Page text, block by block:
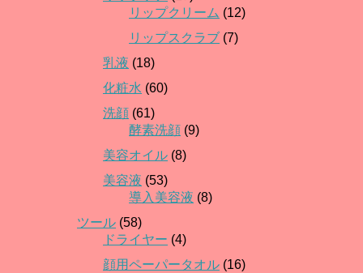
リップクリーム (12)
リップスクラブ (7)
乳液 (18)
化粧水 (60)
洗顔 (61)
酵素洗顔 (9)
美容オイル (8)
美容液 (53)
導入美容液 (8)
ツール (58)
ドライヤー (4)
顔用ペーパータオル (16)